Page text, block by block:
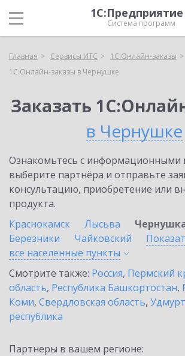
1С:Предприятие
Система программ
Главная Сервисы ИТС
1С:Онлайн-заказы
1С:Онлайн-заказы в Чернушке
Заказать
в Чернушке
Ознакомьтесь с информационными
выберите партнёра и отправьте
консультацию, приобретение или
продукта.
Краснокамск
Лысьва
Березники
Чайковский
все населенные пункты
Смотрите также: Россия, Пермский
область, Республика Башкортостан,
Коми, Свердловская область,
республика
Партнеры в вашем регионе: